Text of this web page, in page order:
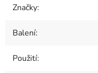
Značky:
Balení:
Použití: